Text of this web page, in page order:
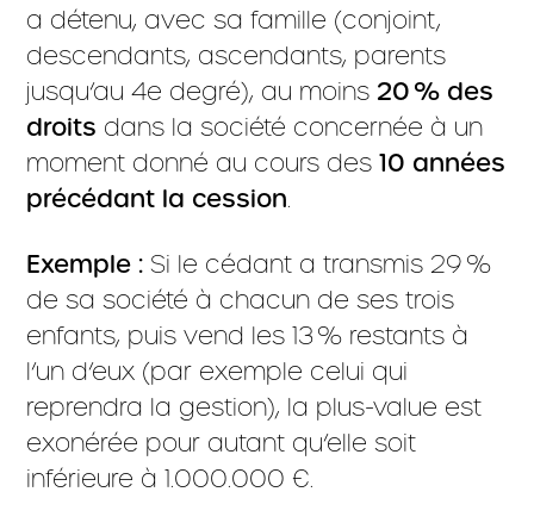
a détenu, avec sa famille (conjoint,
descendants, ascendants, parents
jusqu’au 4e degré), au moins 20 % des
droits dans la société concernée à un
moment donné au cours des10 années
précédant la cession.
Exemple : Si le cédant a transmis 29 %
de sa société à chacun de ses trois
enfants, puis vend les 13 % restants à
l’un d’eux (par exemple celui qui
reprendra la gestion), la plus-value est
exonérée pour autant qu’elle soit
inférieure à 1.000.000 €.